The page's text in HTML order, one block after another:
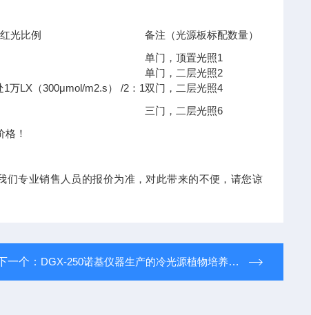
光比例 备注（光源板标配数量）
1万LX （300μmol/m2.s） /2 ： 1
单门，顶置光照1
单门，二层光照2
双门，二层光照4
三门，二层光照6
！
专业销售人员的报价为准，对此带来的不便，请您谅
一个： DGX-250诺基仪器生产的冷光源植物培养箱DGX-250享受诺基仪器优质售后服务